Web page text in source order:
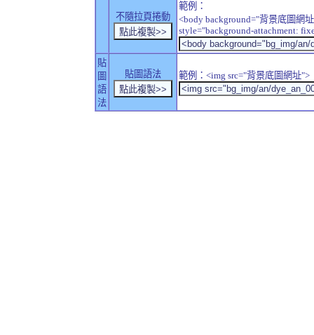
不隨拉頁捲動
範例：
<body background="背景底圖網
style="background-attachment:
貼
圖
語
法
貼圖語法 範例：<img src="背景底圖網址">